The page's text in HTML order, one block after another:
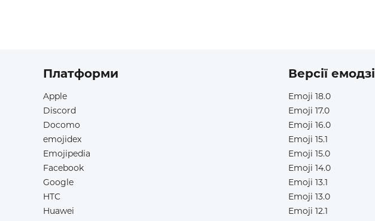
Платформи
Apple
Discord
Docomo
emojidex
Emojipedia
Facebook
Google
HTC
Huawei
Версії емодзі
Emoji 18.0
Emoji 17.0
Emoji 16.0
Emoji 15.1
Emoji 15.0
Emoji 14.0
Emoji 13.1
Emoji 13.0
Emoji 12.1